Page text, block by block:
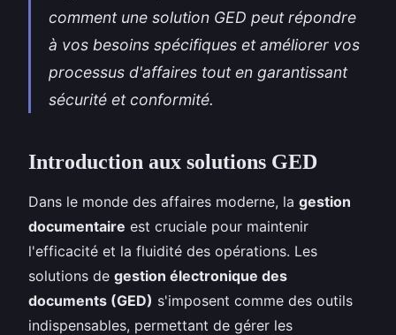
comment une solution GED peut répondre
à vos besoins spécifiques et améliorer vos
processus d'affaires tout en garantissant
sécurité et conformité.
Introduction aux solutions GED
Dans le monde des affaires moderne, la gestion
documentaire est cruciale pour maintenir
l'efficacité et la fluidité des opérations. Les
solutions de gestion électronique des
documents (GED) s'imposent comme des outils
indispensables, permettant de gérer les